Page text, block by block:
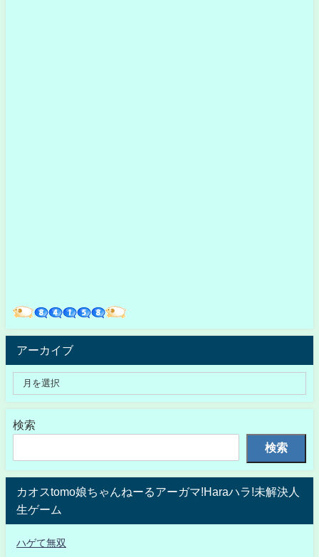
アーカイブ
検索
検索
カオスtomo娘ちゃんねーるアーガマ!Haraハラ!未解決人
生ゲーム
ハゲて無双